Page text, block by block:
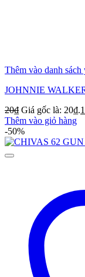
Thêm vào danh sách
JOHNNIE
20₫ Giá gốc là: 20₫.
Thêm vào giỏ hàng
-50%